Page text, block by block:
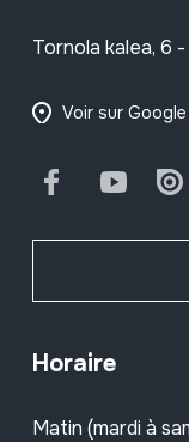
Tornola kalea, 6
Voir sur
Facebook
Horaire
Matin (mardi à